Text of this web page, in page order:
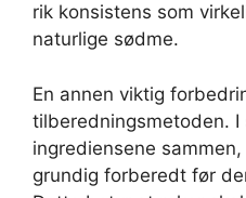
rik konsistens som
naturlige sødme.
En annen viktig
tilberedningsmetoden.
ingrediensene
grundig forberedt før